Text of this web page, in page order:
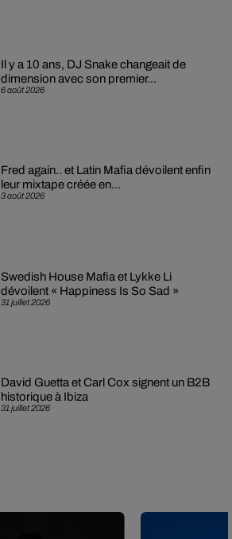
6 août 2026
Il y a 10 ans, DJ Snake changeait de
dimension avec son premier...
3 août 2026
Fred again.. et Latin Mafia dévoilent enfin
leur mixtape créée en...
31 juillet 2026
Swedish House Mafia et Lykke Li
dévoilent « Happiness Is So Sad »
31 juillet 2026
David Guetta et Carl Cox signent un B2B
historique à Ibiza